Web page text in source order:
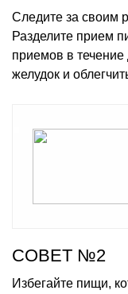
Следите за своим
Разделите прием
приемов в течение
желудок и
СОВЕТ №2
Избегайте пищи,